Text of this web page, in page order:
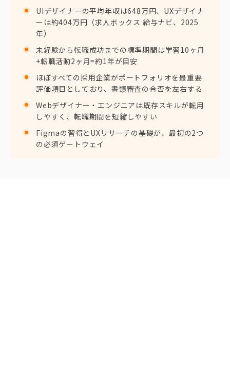
UIデザイナーの平均年収は648万円、UXデザイナ
ーは約404万円（求人ボックス 給与ナビ、2025
年）
未経験から転職成功までの標準期間は学習10ヶ月
+転職活動2ヶ月=約1年が目安
ほぼすべての採用企業がポートフォリオを最重要
評価項目としており、書類審査の合否を左右する
Webデザイナー・エンジニアは既存スキルが転用
しやすく、転職期間を短縮しやすい
Figmaの習得とUXリサーチの基礎が、最初の2つ
の必須ゲートウェイ